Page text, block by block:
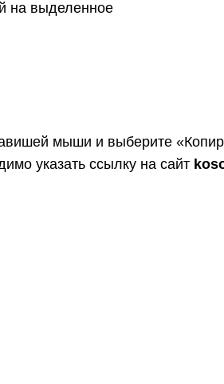
на выделенное
мыши и выберите
указать ссылку на сайт